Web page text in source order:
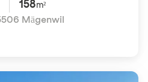
158m²
Mägenwil